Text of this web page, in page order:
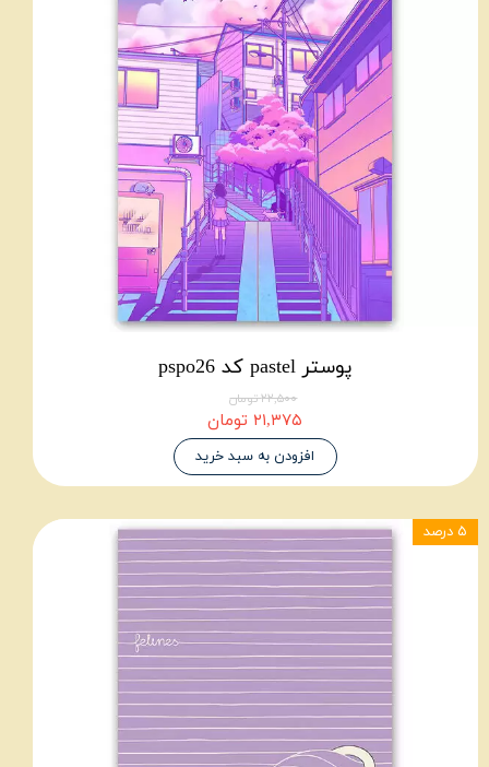
پوستر pastel کد pspo26
۲۲,۵۰۰ تومان
۲۱,۳۷۵ تومان
افزودن به سبد خرید
۵ درصد